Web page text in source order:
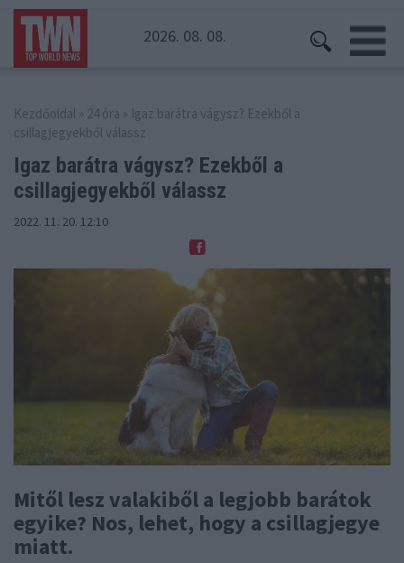
2026. 08. 08.
Kezdőoldal » 24 óra » Igaz barátra vágysz? Ezekből a
csillagjegyekből válassz
Igaz barátra vágysz? Ezekből a
csillagjegyekből válassz
2022. 11. 20. 12:10
Mitől lesz valakiből a legjobb barátok
egyike? Nos, lehet, hogy a csillagjegye
miatt.